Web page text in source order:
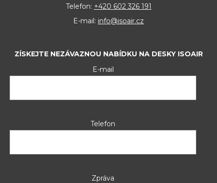
Telefon: +420 602 326 191
E-mail: info@isoair.cz
ZÍSKEJTE NEZÁVAZNOU NABÍDKU NA DESKY ISOAIR
E-mail
Telefon
Zpráva